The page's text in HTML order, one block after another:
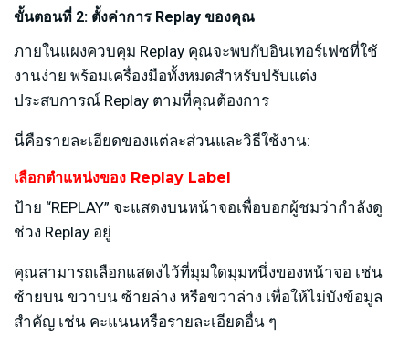
ขั้นตอนที่ 2: ตั้งค่าการ Replay ของคุณ
ภายในแผงควบคุม Replay คุณจะพบกับอินเทอร์เฟซที่ใช้
งานง่าย พร้อมเครื่องมือทั้งหมดสำหรับปรับแต่ง
ประสบการณ์ Replay ตามที่คุณต้องการ
นี่คือรายละเอียดของแต่ละส่วนและวิธีใช้งาน:
เลือกตำแหน่งของ Replay Label
ป้าย “REPLAY” จะแสดงบนหน้าจอเพื่อบอกผู้ชมว่ากำลังดู
ช่วง Replay อยู่
คุณสามารถเลือกแสดงไว้ที่มุมใดมุมหนึ่งของหน้าจอ เช่น
ซ้ายบน ขวาบน ซ้ายล่าง หรือขวาล่าง เพื่อให้ไม่บังข้อมูล
สำคัญ เช่น คะแนนหรือรายละเอียดอื่น ๆ